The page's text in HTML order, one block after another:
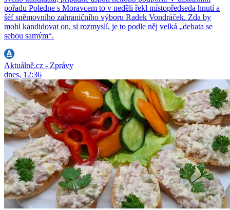
pořadu Poledne s Moravcem to v neděli řekl místopředseda hnutí a
šéf sněmovního zahraničního výboru Radek Vondráček. Zda by
mohl kandidovat on, si rozmyslí, je to podle něj velká „debata se
sebou samým“.
Aktuálně.cz - Zprávy
dnes, 12:36